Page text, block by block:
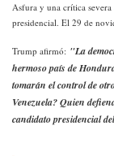
Asfura y una crítica
presidencial. El 29 de
Trump afirmó: "La
hermoso país de
tomarán el control de
Venezuela? Quien
candidato presidencial